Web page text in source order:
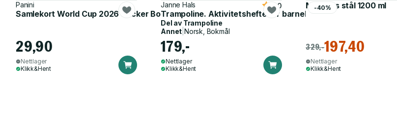
Panini
Samlekort World Cup 2026 Sticker Booster
29,90
Nettlager
Klikk&Hent
Janne Hals
Trampoline. Aktivitetshefte for barnehagen
5.0
Del av Trampoline
Annet Norsk, Bokmål
179,-
Nettlager
Klikk&Hent
-40%
Matboks stål 1200 ml
329,-197,40
Nettlager
Klikk&Hent